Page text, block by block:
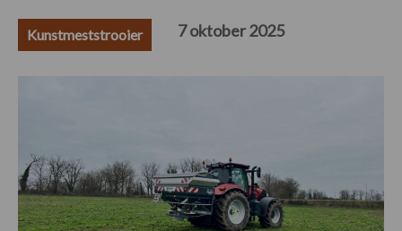
Kunstmeststrooier 7 oktober 2025